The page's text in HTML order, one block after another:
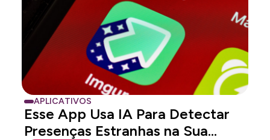
APLICATIVOS
Esse App Usa IA Para Detectar
Presenças Estranhas na Sua...